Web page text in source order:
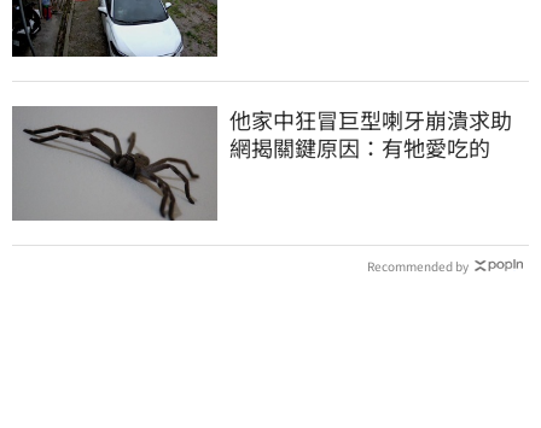
他家中狂冒巨型喇牙崩潰求助
網揭關鍵原因：有牠愛吃的
Recommended by